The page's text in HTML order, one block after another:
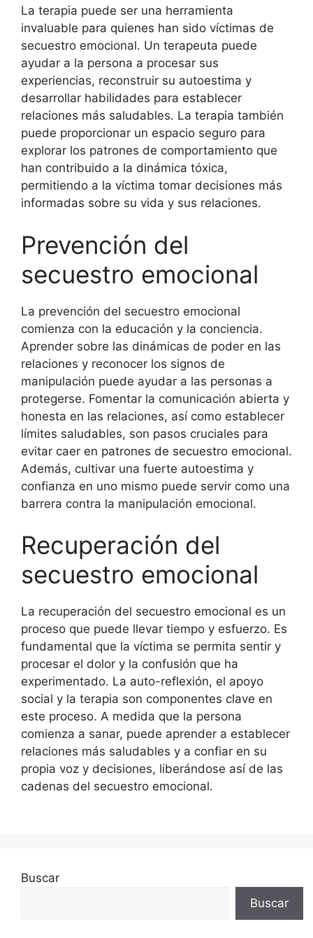
La terapia puede ser una herramienta
invaluable para quienes han sido víctimas de
secuestro emocional. Un terapeuta puede
ayudar a la persona a procesar sus
experiencias, reconstruir su autoestima y
desarrollar habilidades para establecer
relaciones más saludables. La terapia también
puede proporcionar un espacio seguro para
explorar los patrones de comportamiento que
han contribuido a la dinámica tóxica,
permitiendo a la víctima tomar decisiones más
informadas sobre su vida y sus relaciones.
Prevención del
secuestro emocional
La prevención del secuestro emocional
comienza con la educación y la conciencia.
Aprender sobre las dinámicas de poder en las
relaciones y reconocer los signos de
manipulación puede ayudar a las personas a
protegerse. Fomentar la comunicación abierta y
honesta en las relaciones, así como establecer
límites saludables, son pasos cruciales para
evitar caer en patrones de secuestro emocional.
Además, cultivar una fuerte autoestima y
confianza en uno mismo puede servir como una
barrera contra la manipulación emocional.
Recuperación del
secuestro emocional
La recuperación del secuestro emocional es un
proceso que puede llevar tiempo y esfuerzo. Es
fundamental que la víctima se permita sentir y
procesar el dolor y la confusión que ha
experimentado. La auto-reflexión, el apoyo
social y la terapia son componentes clave en
este proceso. A medida que la persona
comienza a sanar, puede aprender a establecer
relaciones más saludables y a confiar en su
propia voz y decisiones, liberándose así de las
cadenas del secuestro emocional.
Buscar
Buscar